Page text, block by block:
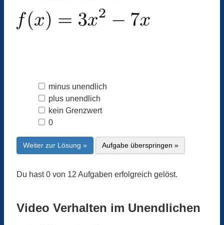
minus unendlich
plus unendlich
kein Grenzwert
0
Weiter zur Lösung » Aufgabe überspringen »
Du hast 0 von 12 Aufgaben erfolgreich gelöst.
Video Verhalten im Unendlichen